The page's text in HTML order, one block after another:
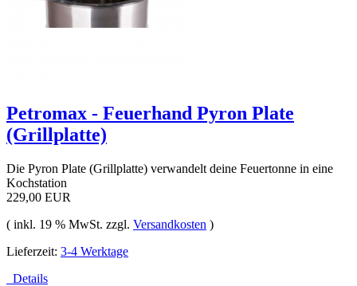
Petromax - Feuerhand Pyron Plate
(Grillplatte)
Die Pyron Plate (Grillplatte) verwandelt deine Feuertonne in eine
Kochstation
229,00 EUR
( inkl. 19 % MwSt. zzgl. Versandkosten )
Lieferzeit: 3-4 Werktage
Details